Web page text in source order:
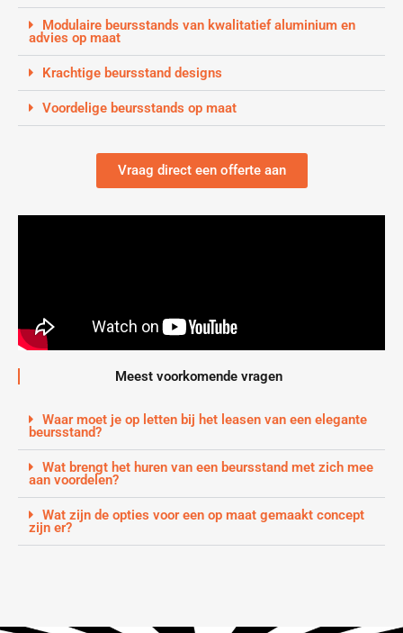
Modulaire beursstands van kwalitatief aluminium en
advies op maat
Krachtige beursstand designs
Voordelige beursstands op maat
Vraag direct een offerte aan
Meest voorkomende vragen
Waar moet je op letten bij het leasen van een elegante
beursstand?
Wat brengt het huren van een beursstand met zich mee
aan voordelen?
Wat zijn de opties voor een op maat gemaakt concept
zijn er?